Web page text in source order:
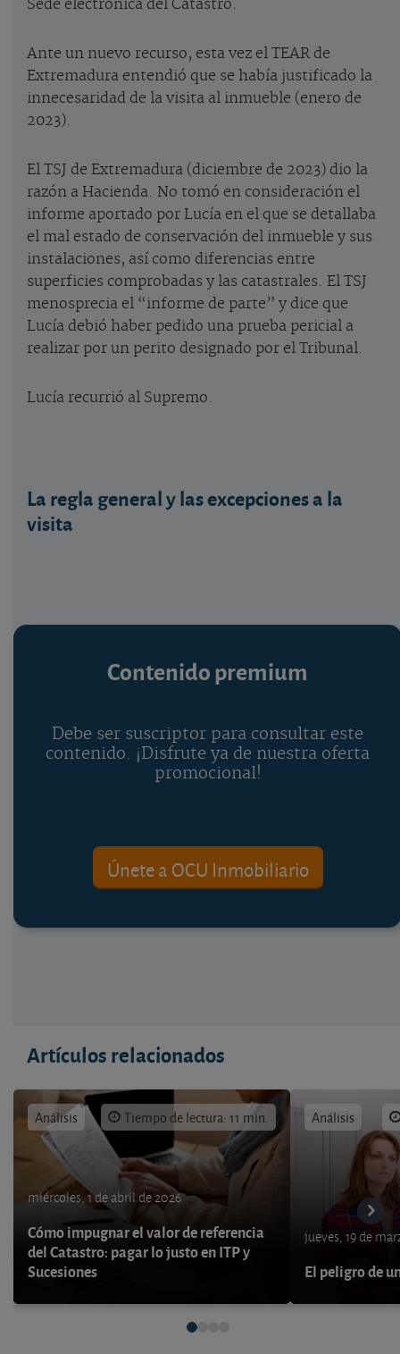
Sede electrónica del Catastro.
Ante un nuevo recurso, esta vez el TEAR de
Extremadura entendió que se había justificado la
innecesaridad de la visita al inmueble (enero de
2023).
El TSJ de Extremadura (diciembre de 2023) dio la
razón a Hacienda. No tomó en consideración el
informe aportado por Lucía en el que se detallaba
el mal estado de conservación del inmueble y sus
instalaciones, así como diferencias entre
superficies comprobadas y las catastrales. El TSJ
menosprecia el “informe de parte” y dice que
Lucía debió haber pedido una prueba pericial a
realizar por un perito designado por el Tribunal.
Lucía recurrió al Supremo.
La regla general y las excepciones a la
visita
Contenido premium
Debe ser suscriptor para consultar este
contenido. ¡Disfrute ya de nuestra oferta
promocional!
Únete a OCU Inmobiliario
Artículos relacionados
Análisis Tiempo de lectura: 11 min.
miércoles, 1 de abril de 2026
Cómo impugnar el valor de referencia
del Catastro: pagar lo justo en ITP y
Sucesiones
Análisis
jueves, 19 de
El peligro de